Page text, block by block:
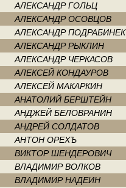
АЛЕКСАНДР ГОЛЬЦ
АЛЕКСАНДР ОСОВЦОВ
АЛЕКСАНДР ПОДРАБИНЕК
АЛЕКСАНДР РЫКЛИН
АЛЕКСАНДР ЧЕРКАСОВ
АЛЕКСЕЙ КОНДАУРОВ
АЛЕКСЕЙ МАКАРКИН
АНАТОЛИЙ БЕРШТЕЙН
АНДЖЕЙ БЕЛОВРАНИН
АНДРЕЙ СОЛДАТОВ
АНТОН ОРЕХЪ
ВИКТОР ШЕНДЕРОВИЧ
ВЛАДИМИР ВОЛКОВ
ВЛАДИМИР НАДЕИН